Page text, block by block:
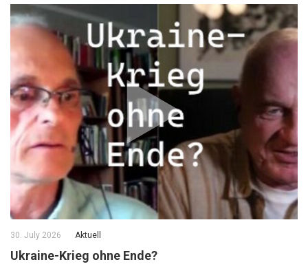
30. July 2026 Aktuell
Ukraine-Krieg ohne Ende?